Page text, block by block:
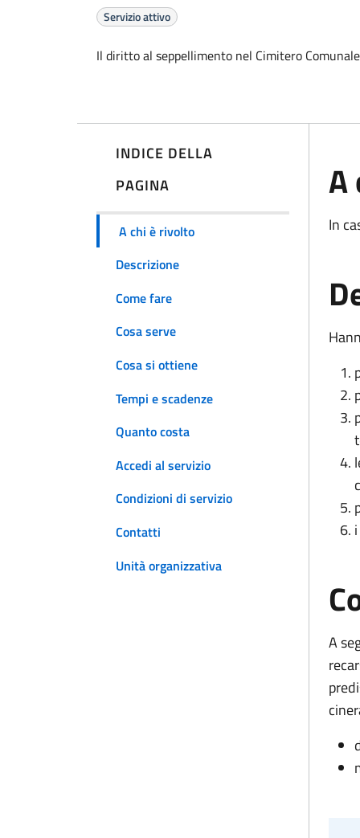
Servizio attivo
Il diritto al seppellimento nel Cimitero Comunale
INDICE DELLA
PAGINA
A chi è rivolto
Descrizione
Come fare
Cosa serve
Cosa si ottiene
Tempi e scadenze
Quanto costa
Accedi al servizio
Condizioni di servizio
Contatti
Unità organizzativa
A
In
A